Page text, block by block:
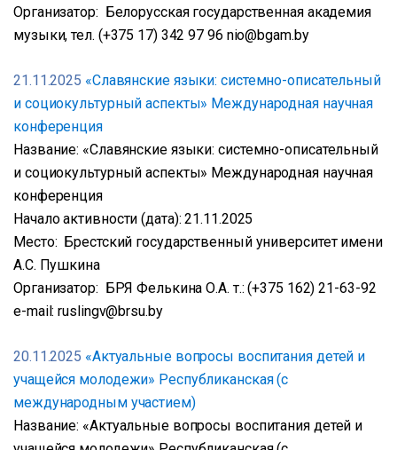
Организатор: Белорусская государственная академия
музыки, тел. (+375 17) 342 97 96 nio@bgam.by
21.11.2025 «Славянские языки: системно-описательный
и социокультурный аспекты» Международная научная
конференция
Название: «Славянские языки: системно-описательный
и социокультурный аспекты» Международная научная
конференция
Начало активности (дата): 21.11.2025
Место: Брестский государственный университет имени
А.С. Пушкина
Организатор: БРЯ Фелькина О.А. т.: (+375 162) 21-63-92
e-mail: ruslingv@brsu.by
20.11.2025 «Актуальные вопросы воспитания детей и
учащейся молодежи» Республиканская (с
международным участием)
Название: «Актуальные вопросы воспитания детей и